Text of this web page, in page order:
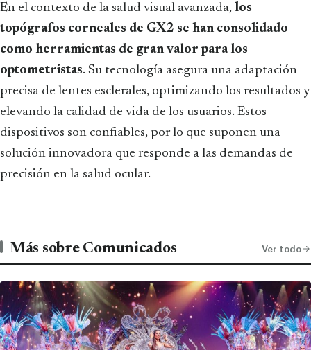
En el contexto de la salud visual avanzada, los
topógrafos corneales de GX2 se han consolidado
como herramientas de gran valor para los
optometristas. Su tecnología asegura una adaptación
precisa de lentes esclerales, optimizando los resultados y
elevando la calidad de vida de los usuarios. Estos
dispositivos son confiables, por lo que suponen una
solución innovadora que responde a las demandas de
precisión en la salud ocular.
Más sobre Comunicados Ver todo